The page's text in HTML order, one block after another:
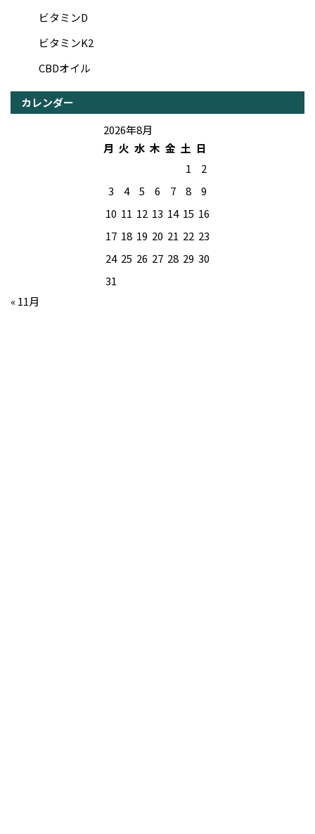
ビタミンD
ビタミンK2
CBDオイル
カレンダー
2026年8月
月 火 水 木 金 土 日
1
2
3
4 5 6 7 8
9
10 11 12 13 14 15 16
17 18 19 20 21 22 23
24 25 26 27 28 29 30
31
« 11月